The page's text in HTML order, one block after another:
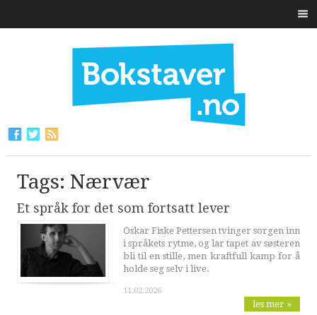
Tags: Nærvær
Et språk for det som fortsatt lever
Oskar Fiske Pettersen tvinger sorgen inn
i språkets rytme, og lar tapet av søsteren
bli til en stille, men kraftfull kamp for å
holde seg selv i live.
11.02.2026
les mer »